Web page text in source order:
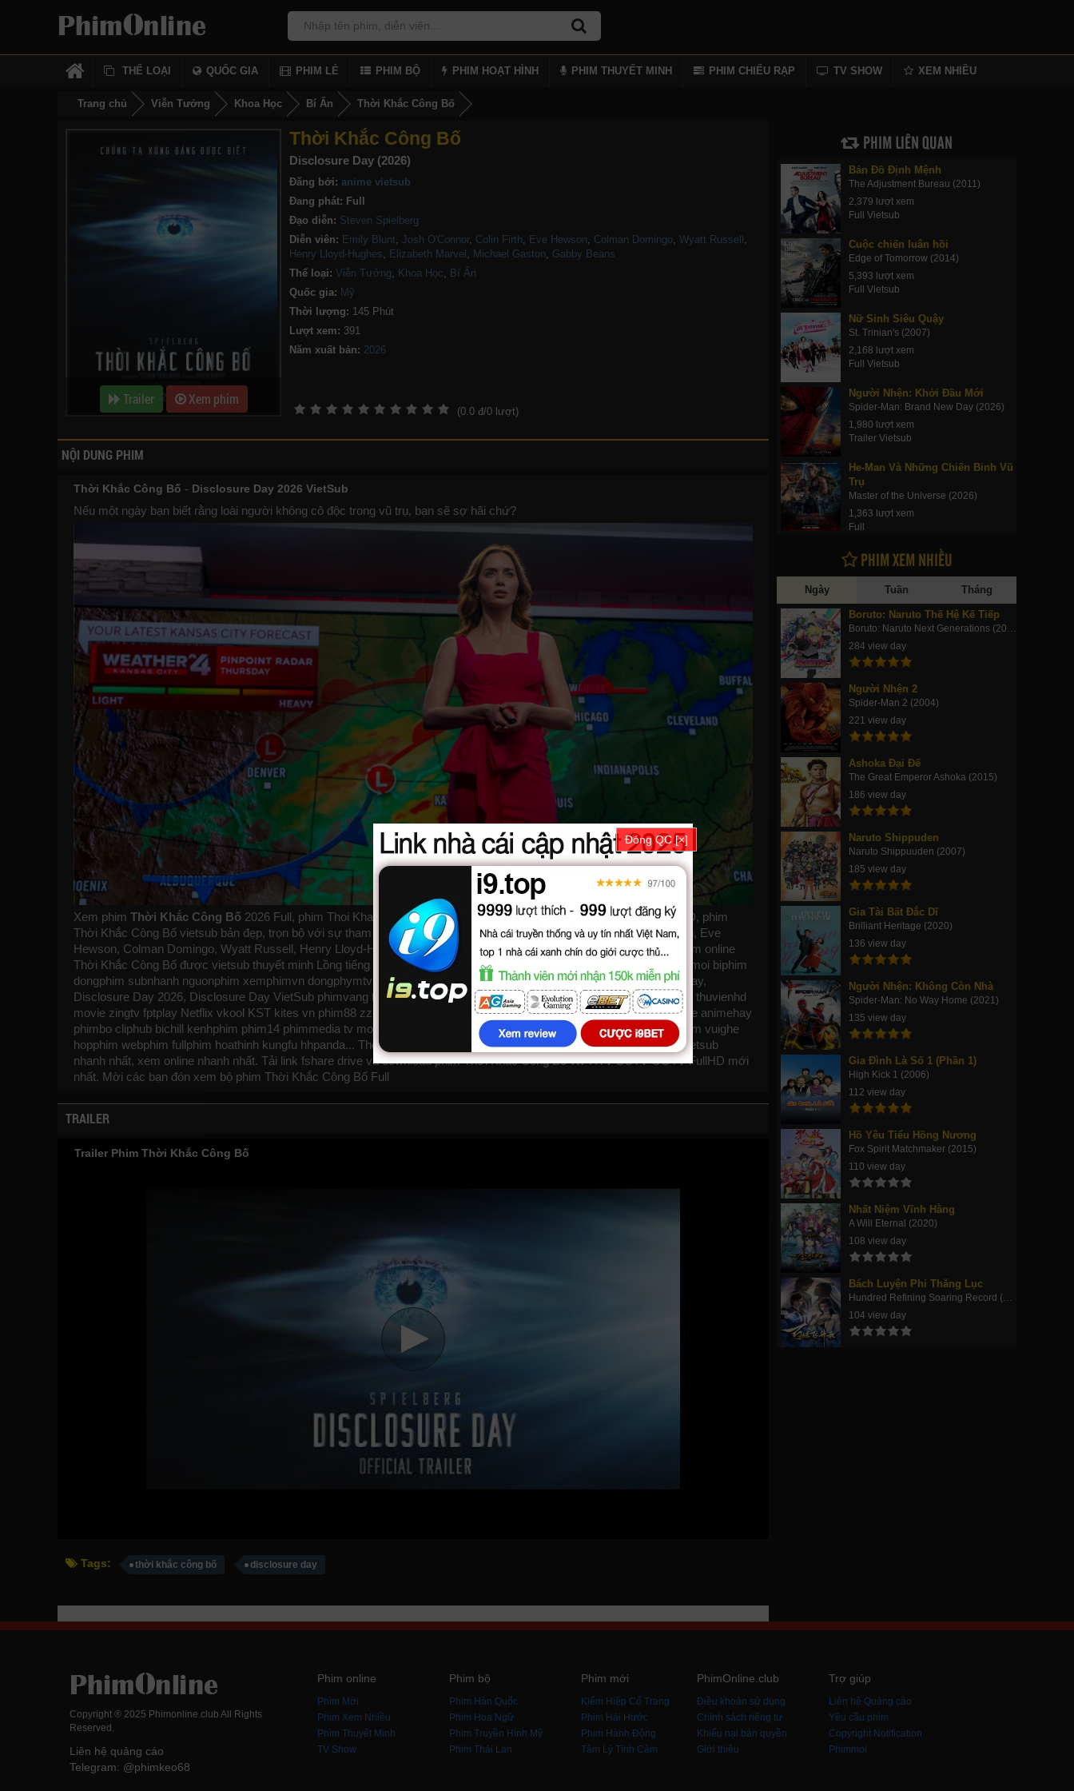
THỂ LOẠI QUỐC GIA PHIM LẺ PHIM BỘ PHIM HOẠT HÌNH PHIM THUYẾT MINH PHIM CHIẾU RẠP TV SHOW XEM NHIỀU
Trang chủ Viễn Tưởng Khoa Học Bí Ẩn Thời Khắc Công Bố
Trailer Xem phim
Thời Khắc Công Bố
Disclosure Day (2026)
Đăng bởi: anime vietsub
Đang phát: Full
Đạo diễn: Steven Spielberg
Diễn viên: Emily Blunt, Josh O'Connor, Colin Firth, Eve Hewson, Colman Domingo, Wyatt Russell ,
Henry Lloyd-Hughes, Elizabeth Marvel , Michael Gaston, Gabby Beans
Thể loại: Viễn Tưởng, Khoa Học, Bí Ẩn
Quốc gia: Mỹ
Thời lượng: 145 Phút
Lượt xem: 391
Năm xuất bản:
(0.0 đ/0 lượt)
NỘI DUNG PHIM
Thời Khắc Công Bố - Disclosure Day 2026 VietSub
Nếu một ngày bạn biết rằng loài người không cô độc trong vũ trụ, bạn sẽ sợ hãi chứ?
Xem phim Thời Khắc Công Bố 2026 Full, phim Thoi Khac Cong Bo được thuyết minh, phụ đề tiếng việt chất lượng HD, phim
Thời Khắc Công Bố vietsub bản đẹp, trọn bộ với sự tham gia của các diễn viên: Emily Blunt, Josh O'Connor, Colin Firth, Eve
Hewson, Colman Domingo, Wyatt Russell, Henry Lloyd-Hughes, Elizabeth Marvel, Michael Gaston, Gabby Beans. Phim online
Thời Khắc Công Bố được vietsub thuyết minh Lồng tiếng bởi các subteam nhưbilutv phimmoi biphim
dongphim subnhanh nguonphim xemphimvn dongphymtv Thời Khắc Công Bố, Thời Khắc Công Bố 2026, Disclosure Day,
Disclosure Day 2026, Disclosure Day VietSub phimvang thichxemphim xemphimxua phimdinhcao hdonline xuongphim
thuvienhd
movie zingtv fptplay Netflix vkool KST kites vn phim88 zz Disclosure Day 2026tvhay phimhayazhdvietnam phimonline animehay
phimbo cliphub bichill kenhphim phim14 phimmedia tv motphim thegioiphim motchill ssphim phimnet luotphim vuighe
hopphim webphim fullphim hoathinh kungfu hhpanda... Thể loại phim: Viễn Tưởng, Khoa Học, Bí Ẩn cập nhật phụ đề Vietsub
nhanh nhất, xem online nhanh nhất. Tải link fshare drive và download phim Thời Khắc Công Bố vtv HTV SCTV GOTV FullHD mới
nhất. Mời các bạn đón xem bộ phim Thời Khắc Công Bố Full
TRAILER
Trailer Phim Thời Khắc Công Bố
Tags: thời khắc công bố disclosure day
PHIM LIÊN QUAN
Bản Đồ Định Mệnh
The Adjustment Bureau (2011)
2,379 lượt xem
Full Vietsub
Cuộc chiến luân hồi
Edge of Tomorrow (2014)
5,393 lượt xem
Full Vietsub
Nữ Sinh Siêu Quậy
St. Trinian's (2007)
2,168 lượt xem
Full Vietsub
Người Nhện: Khởi Đầu Mới
Spider-Man: Brand New Day (2026)
1,980 lượt xem
Trailer Vietsub
He-Man Và Những Chiến Binh Vũ
Trụ
Master of the Universe (2026)
1,363 lượt xem
Full
PHIM XEM NHIỀU
Ngày Tuần Tháng
Boruto: Naruto Thế Hệ Kế Tiếp
Boruto: Naruto Next Generations (2017)
284 view day
Người Nhện 2
Spider-Man 2 (2004)
221 view day
Ashoka Đại Đế
The Great Emperor Ashoka (2015)
186 view day
Naruto Shippuden
Naruto Shippuuden (2007)
185 view day
Gia Tài Bất Đắc Dĩ
Brilliant Heritage (2020)
136 view day
Người Nhện: Không Còn Nhà
Spider-Man: No Way Home (2021)
135 view day
Gia Đình Là Số 1 (Phần 1)
High Kick 1 (2006)
112 view day
Hồ Yêu Tiểu Hồng Nương
Fox Spirit Matchmaker (2015)
110 view day
Nhất Niệm Vĩnh Hằng
A Will Eternal (2020)
108 view day
Bách Luyện Phi Thăng Lục
Hundred Refining Soaring Record (2023)
104 view day
Copyright ® 2025 Phimonline.club All Rights
Reserved.
Liên hệ quảng cáo
Telegram: @phimkeo68
Phim online
Phim Mới
Phim Xem Nhiều
Phim Thuyết Minh
TV Show
Phim bộ
Phim Hàn Quốc
Phim Hoa Ngữ
Phim Truyền Hình Mỹ
Phim Thái Lan
Phim mới
Kiếm Hiệp Cổ Trang
Phim Hài Hước
Phim Hành Động
Tâm Lý Tình Cảm
PhimOnline.club
Điều khoản sử dụng
Chính sách riêng tư
Khiếu nại bản quyền
Giới thiệu
Trợ giúp
Liên hệ Quảng cáo
Yêu cầu phim
Copyright Notification
Phimmoi
Đóng QC [×]